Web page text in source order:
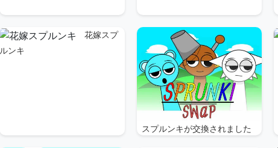
花嫁スプ
ルンキ
スプルンキが交換されました